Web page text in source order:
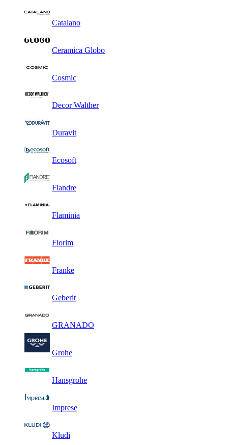
Catalano
Ceramica Globo
Cosmic
Decor Walther
Duravit
Ecosoft
Fiandre
Flaminia
Florim
Franke
Geberit
GRANADO
Grohe
Hansgrohe
Imprese
Kludi